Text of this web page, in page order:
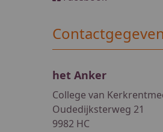
het Anker
College van
Oudedijksterweg 21
9982 HC